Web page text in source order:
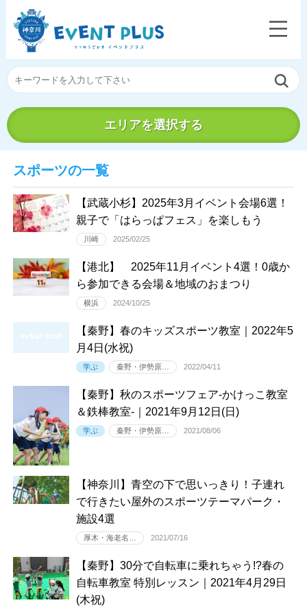
エリアを選択する
スポーツの一覧
【武蔵小杉】2025年3月イベント会場6選！
親子で「はらっぱフェス」を楽しもう
川崎 2025/02/25
【港北】 2025年11月イベント4選！0歳か
ら参加できる会場＆地域のおまつり
横浜 2024/10/25
【秦野】春のキッズスポーツ教室｜2022年5
月4日(水祝)
学ぶ 秦野・伊勢原… 2022/04/11
【秦野】秋のスポーツフェア-かけっこ教室
＆鉄棒教室-｜2021年9月12日(日)
学ぶ 秦野・伊勢原… 2021/08/06
【神奈川】青空の下で思いっきり！子連れ
で行きたい屋外のスポーツテーマパーク・
施設4選
厚木・海老名… 2021/07/16
【秦野】30分で自転車に乗れちゃう!?春の
自転車教室 特別レッスン｜2021年4月29日
(木祝)